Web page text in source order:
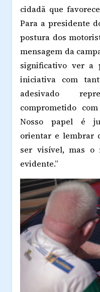
cidadã que
Para a presidente
postura dos
mensagem da
significativo ver a
iniciativa com
adesivado
comprometido
Nosso papel é
orientar e lembrar
ser visível, mas o
evidente.”